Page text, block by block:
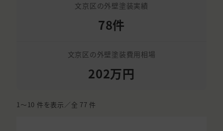
文京区の外壁塗装実績
78件
文京区の外壁塗装費用相場
202万円
1〜10 件を表示／全 77 件